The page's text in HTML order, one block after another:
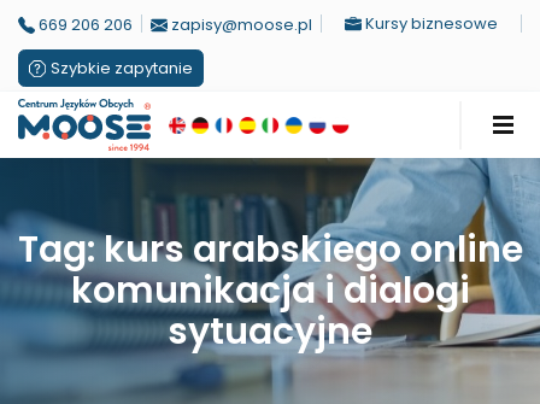
669 206 206 zapisy@moose.pl
Kursy biznesowe
Szybkie zapytanie
Tag: kurs arabskiego online
komunikacja i dialogi
sytuacyjne